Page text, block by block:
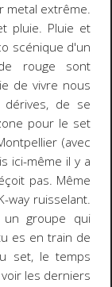
metal extrême.
pluie. Pluie et
scénique d'un
rouge sont
de vivre nous
de se
pour le set
(avec
ici-même il y a
pas. Même
way ruisselant.
groupe qui
es en train de
set, le temps
les derniers